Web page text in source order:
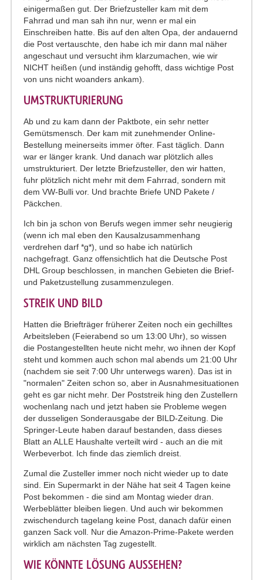
einigermaßen gut. Der Briefzusteller kam mit dem
Fahrrad und man sah ihn nur, wenn er mal ein
Einschreiben hatte. Bis auf den alten Opa, der andauernd
die Post vertauschte, den habe ich mir dann mal näher
angeschaut und versucht ihm klarzumachen, wie wir
NICHT heißen (und inständig gehofft, dass wichtige Post
von uns nicht woanders ankam).
UMSTRUKTURIERUNG
Ab und zu kam dann der Paktbote, ein sehr netter
Gemütsmensch. Der kam mit zunehmender Online-
Bestellung meinerseits immer öfter. Fast täglich. Dann
war er länger krank. Und danach war plötzlich alles
umstrukturiert. Der letzte Briefzusteller, den wir hatten,
fuhr plötzlich nicht mehr mit dem Fahrrad, sondern mit
dem VW-Bulli vor. Und brachte Briefe UND Pakete /
Päckchen.
Ich bin ja schon von Berufs wegen immer sehr neugierig
(wenn ich mal eben den Kausalzusammenhang
verdrehen darf *g*), und so habe ich natürlich
nachgefragt. Ganz offensichtlich hat die Deutsche Post
DHL Group beschlossen, in manchen Gebieten die Brief-
und Paketzustellung zusammenzulegen.
STREIK UND BILD
Hatten die Briefträger früherer Zeiten noch ein gechilltes
Arbeitsleben (Feierabend so um 13:00 Uhr), so wissen
die Postangestellten heute nicht mehr, wo ihnen der Kopf
steht und kommen auch schon mal abends um 21:00 Uhr
(nachdem sie seit 7:00 Uhr unterwegs waren). Das ist in
"normalen" Zeiten schon so, aber in Ausnahmesituationen
geht es gar nicht mehr. Der Poststreik hing den Zustellern
wochenlang nach und jetzt haben sie Probleme wegen
der dusseligen Sonderausgabe der BILD-Zeitung. Die
Springer-Leute haben darauf bestanden, dass dieses
Blatt an ALLE Haushalte verteilt wird - auch an die mit
Werbeverbot. Ich finde das ziemlich dreist.
Zumal die Zusteller immer noch nicht wieder up to date
sind. Ein Supermarkt in der Nähe hat seit 4 Tagen keine
Post bekommen - die sind am Montag wieder dran.
Werbeblätter bleiben liegen. Und auch wir bekommen
zwischendurch tagelang keine Post, danach dafür einen
ganzen Sack voll. Nur die Amazon-Prime-Pakete werden
wirklich am nächsten Tag zugestellt.
WIE KÖNNTE LÖSUNG AUSSEHEN?